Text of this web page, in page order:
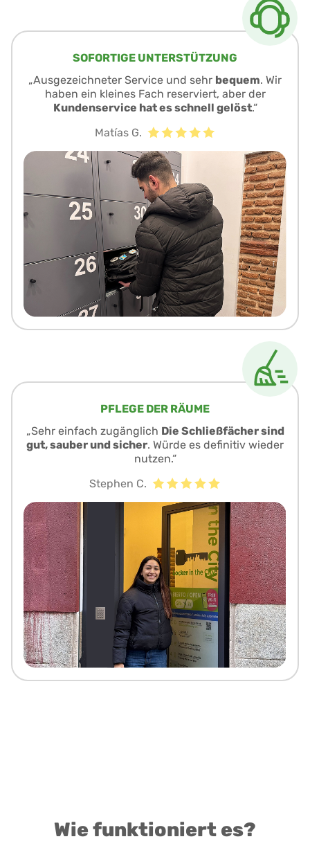
SOFORTIGE UNTERSTÜTZUNG
„Ausgezeichneter Service und sehr bequem. Wir
haben ein kleines Fach reserviert, aber der
Kundenservice hat es schnell gelöst.“
Matías G.
PFLEGE DER RÄUME
„Sehr einfach zugänglich Die Schließfächer sind
gut, sauber und sicher. Würde es definitiv wieder
nutzen.“
Stephen C.
Wie funktioniert es?